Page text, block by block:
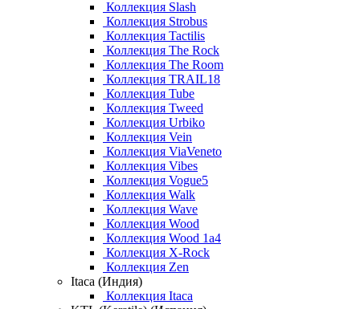
Коллекция Slash
Коллекция Strobus
Коллекция Tactilis
Коллекция The Rock
Коллекция The Room
Коллекция TRAIL18
Коллекция Tube
Коллекция Tweed
Коллекция Urbiko
Коллекция Vein
Коллекция ViaVeneto
Коллекция Vibes
Коллекция Vogue5
Коллекция Walk
Коллекция Wave
Коллекция Wood
Коллекция Wood 1a4
Коллекция X-Rock
Коллекция Zen
Itaca (Индия)
Коллекция Itaca